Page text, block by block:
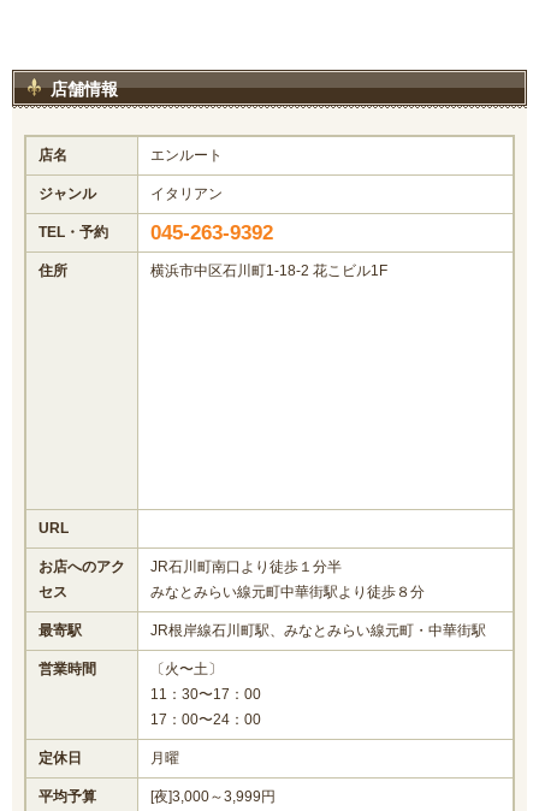
店舗情報
店名 エンルート
ジャンル イタリアン
TEL・予約 045-263-9392
住所 横浜市中区石川町1-18-2 花こビル1F
URL
お店へのアク
セス
JR石川町南口より徒歩１分半
みなとみらい線元町中華街駅より徒歩８分
最寄駅 JR根岸線石川町駅、みなとみらい線元町・中華街駅
営業時間
〔火〜土〕
11：30〜17：00
17：00〜24：00
定休日 月曜
平均予算
[夜]3,000～3,999円